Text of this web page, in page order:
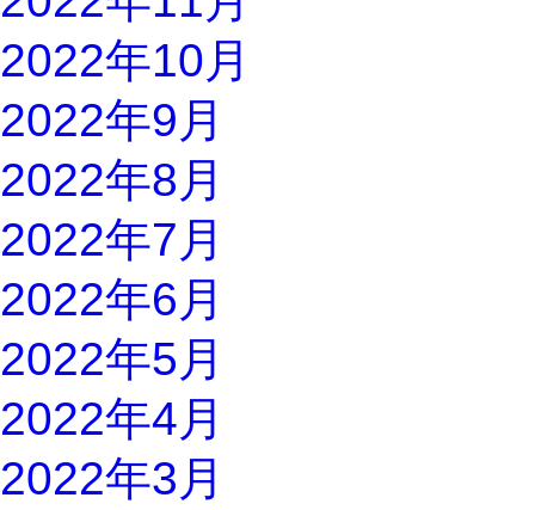
2022年10月
2022年9月
2022年8月
2022年7月
2022年6月
2022年5月
2022年4月
2022年3月